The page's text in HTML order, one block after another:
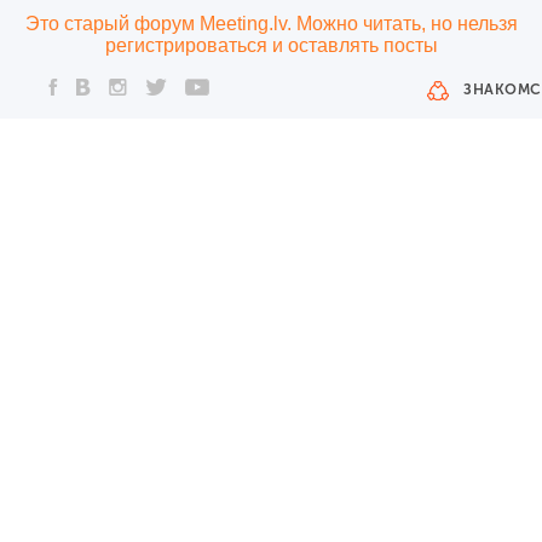
Это старый форум Meeting.lv. Можно читать, но нельзя
регистрироваться и оставлять посты